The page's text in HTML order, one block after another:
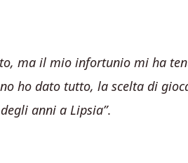
ma il mio infortunio mi ha
ho dato tutto, la scelta di
anni a Lipsia”.